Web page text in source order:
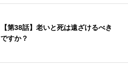
【第38話】老いと死は遠ざけるべき
ですか？